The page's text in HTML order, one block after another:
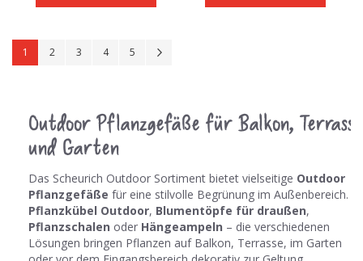
Seite
Sie lesen gerade Seite
1 Seite
2 Seite
3 Seite
4 Seite
5
Outdoor Pflanzgefäße für Balkon, Terrasse
und Garten
Das Scheurich Outdoor Sortiment bietet vielseitige Outdoor
Pflanzgefäße für eine stilvolle Begrünung im Außenbereich.
Pflanzkübel Outdoor, Blumentöpfe für draußen,
Pflanzschalen oder Hängeampeln – die verschiedenen
Lösungen bringen Pflanzen auf Balkon, Terrasse, im Garten